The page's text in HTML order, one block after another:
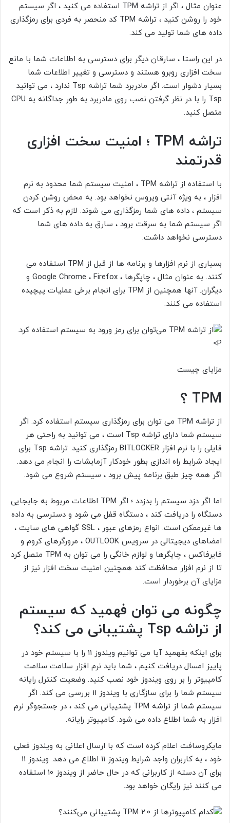
عنوان مثال ، اگر از تراشه TPM
استفاده می کنید ، اگر سیستم
خود را روشن کنید ، تراشه TPM کد منحصر به فردی برای رمزگذاری
داده های شما تولید می کند.
در این راستا ، سارقان دیگر برای دسترسی به اطلاعات شما با مانع
سخت افزاری روبرو هستند و دسترسی و تغییر اطلاعات شما
بسیار دشوار است. اگر مادربرد شما تراشه Tsp
ندارد ، می توانید
Tsp را با در نظر گرفتن نصب روی مادربرد به طور جداگانه به CPU
متصل کنید.
تراشه TPM ؛ امنیت سخت افزاری
قدرتمند
با استفاده از تراشه TPM
، امنیت سیستم شما محدود به نرم
افزار ، به ویژه آنتی ویروس نخواهد بود. به محض روشن کردن
سیستم ، داده های شما رمزگذاری می شوند. لازم به ذکر است که
اگر سیستم شما به سرقت برود ، سارق به داده های شما
دسترسی نخواهد داشت.
بسیاری از نرم افزارها و برنامه ها از قبل از
TPM استفاده می
کنند. به عنوان مثال ، چاپگرها ، Google Chrome ، Firefox و
دیگران. آنها همچنین از TPM
برای انجام برخی عملیات پیچیده
استفاده می کنند.
P>
مزایای چیست
TPM ؟
از تراشه TPM می توان برای رمزگذاری سیستم استفاده کرد. اگر
سیستم شما دارای تراشه Tsp
است ، می توانید به راحتی هر
فایلی را با نرم افزار BITLOCKER رمزگذاری کنید. تراشه Tsp
برای
ایجاد شرایط راه اندازی بطور خودکار آزمایشات را انجام می دهد.
اگر همه چیز طبق برنامه پیش برود ، سیستم شروع می شود.
اما اگر دزد سیستم را بدزدد ؛ اگر TPM
اطلاعات مربوط به جابجایی
دستگاه را دریافت کند ، دستگاه قفل می شود و دسترسی به داده
ها غیرممکن است. انواع رمزهای عبور ، SSL
گواهی های سایت ،
امضاهای دیجیتالی در سرویس OUTLOOK ، مرورگرهای کروم و
فایرفاکس ، چاپگرها و لوازم خانگی را می توان به TPM
متصل کرد
تا از نرم افزار محافظت کند همچنین امنیت سخت افزار نیز از
مزایای آن برخوردار است.
چگونه می توان فهمید که سیستم
از تراشه Tsp
پشتیبانی می کند؟
برای اینکه بفهمید آیا می توانیم ویندوز 11 را با سیستم خود در
پاییز امسال دریافت کنیم ، شما باید نرم افزار سلامت سلامت
کامپیوتر را بر روی ویندوز خود نصب کنید. وضعیت کنترل رایانه
سیستم شما را برای سازگاری با ویندوز 11 بررسی می کند. اگر
سیستم شما از تراشه TPM
پشتیبانی می کند ، در جستجوگر نرم
افزار به شما اطلاع داده می شود. کامپیوتر رایانه.
مایکروسافت اعلام کرده است که با ارسال اعلانی به ویندوز فعلی
خود ، به کاربران واجد شرایط ویندوز 11 اطلاع می دهد. ویندوز 11
برای آن دسته از کاربرانی که در حال حاضر از ویندوز 10 استفاده
می کنند نیز رایگان خواهد بود.